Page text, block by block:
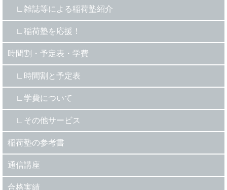
雑誌等による稲荷塾紹介
稲荷塾を応援！
時間割・予定表・学費
時間割と予定表
学費について
その他サービス
稲荷塾の参考書
通信講座
合格実績